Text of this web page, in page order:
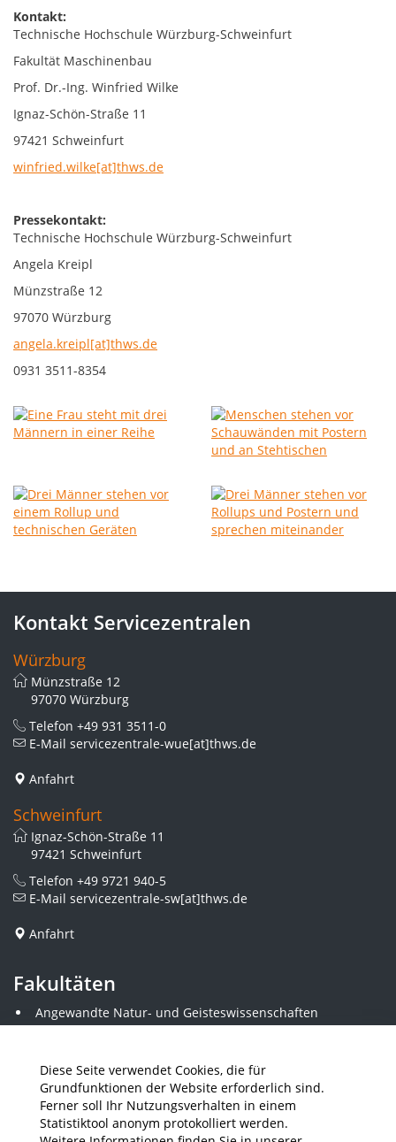
Diese Seite verwendet Cookies, die für
Grundfunktionen der Website erforderlich sind.
Ferner soll Ihr Nutzungsverhalten in einem
Statistiktool anonym protokolliert werden.
Kontakt:
Technische Hochschule Würzburg-Schweinfurt
Fakultät Maschinenbau
Prof. Dr.-Ing. Winfried Wilke
Ignaz-Schön-Straße 11
97421 Schweinfurt
winfried.wilke[at]thws.de
Pressekontakt:
Technische Hochschule Würzburg-Schweinfurt
Angela Kreipl
Münzstraße 12
97070 Würzburg
angela.kreipl[at]thws.de
0931 3511-8354
Kontakt Servicezentralen
Würzburg
Münzstraße 12
97070 Würzburg
Telefon +49 931 3511-0
E-Mail servicezentrale-wue[at]thws.de
Anfahrt
Schweinfurt
Ignaz-Schön-Straße 11
97421 Schweinfurt
Telefon +49 9721 940-5
E-Mail servicezentrale-sw[at]thws.de
Anfahrt
Fakultäten
Angewandte Natur- und Geisteswissenschaften
Angewandte Sozialwissenschaften
Elektrotechnik
Gestaltung
Informatik und Wirtschaftsinformatik
Kunststofftechnik und Vermessung
Maschinenbau